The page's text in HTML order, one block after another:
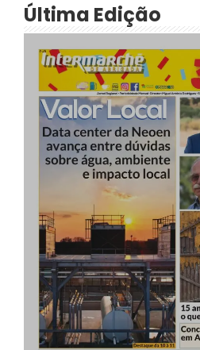
Última Edição